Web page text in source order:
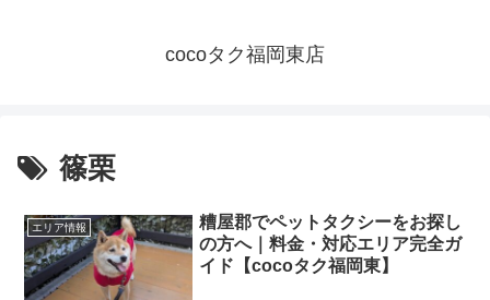
cocoタク福岡東店
篠栗
エリア情報
糟屋郡でペットタクシーをお探し
の方へ｜料金・対応エリア完全ガ
イド【cocoタク福岡東】